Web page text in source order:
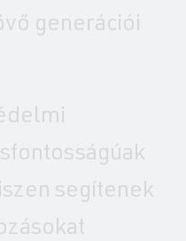
generációi
segítenek